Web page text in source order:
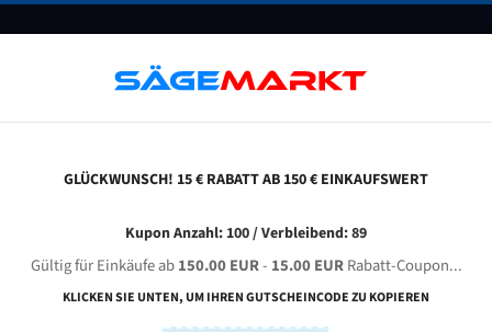
FAQ GUTSCHEINE BLOG KONTAKT
Jsc Silistra) C 500 HEX für 4300 mm Bi-Metall
GLÜCKWUNSCH! 15 € RABATT AB 150 € EINKAUFSWERT
Kupon Anzahl: 100 / Verbleibend: 89
Gültig für Einkäufe ab150.00 EUR- 15.00 EURRabatt-Coupon...
KLICKEN SIE UNTEN, UM IHREN GUTSCHEINCODE ZU KOPIEREN